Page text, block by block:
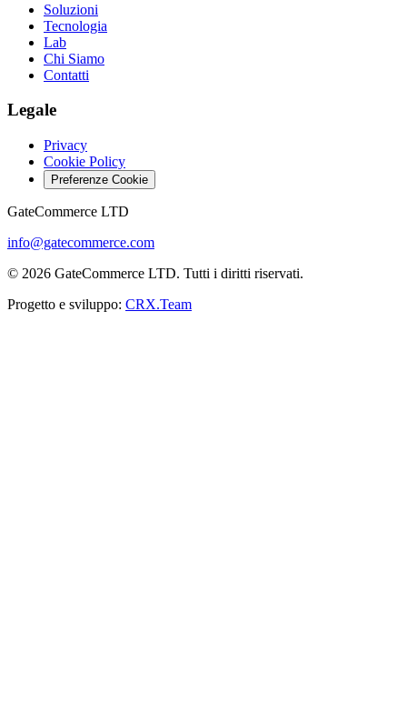
Soluzioni
Tecnologia
Lab
Chi Siamo
Contatti
Legale
Privacy
Cookie Policy
Preferenze Cookie
GateCommerce LTD
info@gatecommerce.com
© 2026 GateCommerce LTD. Tutti i diritti riservati.
Progetto e sviluppo: CRX.Team